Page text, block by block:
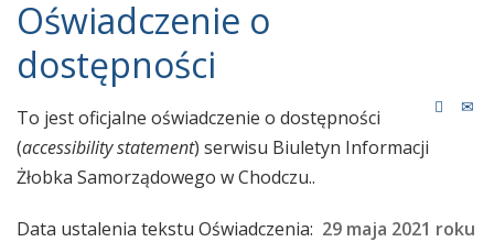
Oświadczenie o
dostępności
To jest oficjalne oświadczenie o dostępności
(accessibility statement) serwisu Biuletyn Informacji
Żłobka Samorządowego w Chodczu..
Data ustalenia tekstu Oświadczenia: 29 maja 2021 roku